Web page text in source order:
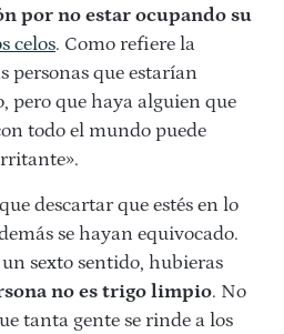
por no estar ocupando su
celos. Como refiere la
personas que estarían
pero que haya alguien que
todo el mundo puede
descartar que estés en lo
se hayan equivocado.
sexto sentido, hubieras
no es trigo limpio. No
tanta gente se rinde a los